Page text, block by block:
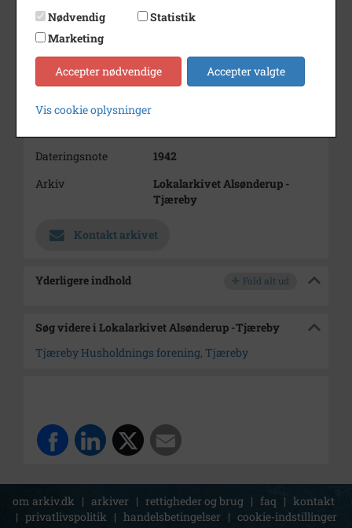
Arkivskaber
Tjæreby Husholdnings
Beskrivelse
Tjæreby Husholdnings forening
Tjæreby
Dateringsnote
1942
Arkiv
Lokalarkivet Alsønderup -
Tjæreby
Kontakt arkivet
Yderligere indhold Fold alt ud
Søg videre i Lokalarkivet Alsønderup -Tjæreby
Tjæreby Husholdnings forening, Tjæreby
om arkiv.dk | arkiver | rettigheder og brug | faq | kontakt
| privatlivspolitik | handelsbetingelser | cookie-indstillinger
Nødvendig
Statistik
Marketing
Accepter nødvendige Accepter valgte
Vis cookie oplysninger